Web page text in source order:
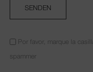
Por favor, marque la
spammer